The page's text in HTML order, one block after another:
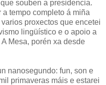
souben a presidencia.
tempo completo á miña
proxectos que encetei
lingüístico e o apoio a
Mesa, porén xa desde
nanosegundo: fun, son e
primaveras máis e estarei